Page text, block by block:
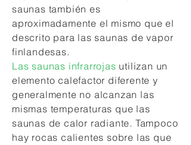
saunas también es
aproximadamente el mismo que el
descrito para las saunas de vapor
finlandesas.
Las saunas infrarrojas utilizan un
elemento calefactor diferente y
generalmente no alcanzan las
mismas temperaturas que las
saunas de calor radiante. Tampoco
hay rocas calientes sobre las que